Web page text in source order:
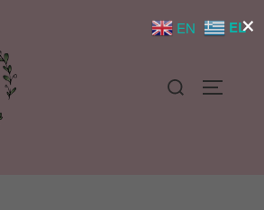
×
EN EL